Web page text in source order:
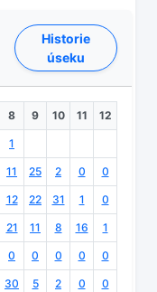
Historie
úseku
8 9 10 11 12
1
11 25 2 0 0
12 22 31 1 0
21 11 8 16 1
0 0 0 0 0
30 5 2 0 0